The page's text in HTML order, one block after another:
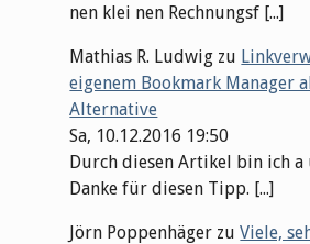
nen klei nen Rechnungsf [...]
Mathias R. Ludwig zu
eigenem Bookmark Manager
Alternative
Sa, 10.12.2016 19:50
Durch diesen Artikel bin ich a
Danke für diesen Tipp. [...]
Jörn Poppenhäger zuViele,